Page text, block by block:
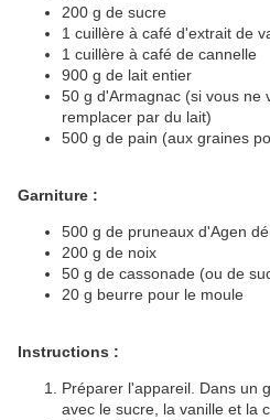
200 g de sucre
1 cuillère à café d'extrait de
1 cuillère à café de cannelle
900 g de lait entier
50 g d'Armagnac (si vous ne
remplacer par du lait)
500 g de pain (aux graines
Garniture :
500 g de pruneaux d'Agen
200 g de noix
50 g de cassonade (ou de
20 g beurre pour le moule
Instructions :
Préparer l'appareil. Dans un
avec le sucre, la vanille et la